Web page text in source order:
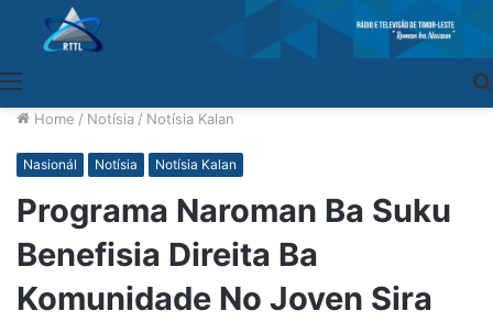
Home / Notísia / Notísia Kalan
Nasionál Notísia Notísia Kalan
Programa Naroman Ba Suku
Benefisia Direita Ba
Komunidade No Joven Sira